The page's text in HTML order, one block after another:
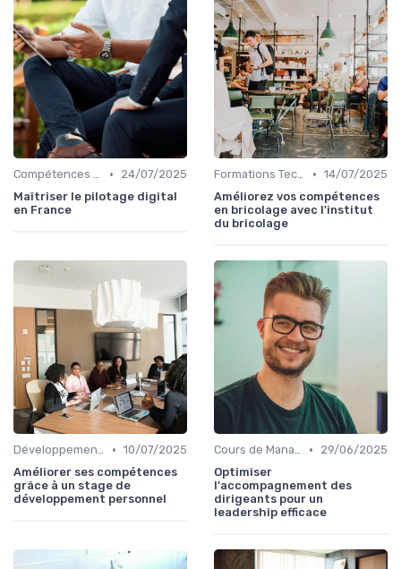
Compétences Numériques et Informatiques •
24/07/2025
Maîtriser le pilotage digital
en France
Formations Techniques et Spécialisées • 14/07/2025
Améliorez vos compétences
en bricolage avec l'institut
du bricolage
Développement Personnel et Soft Skills • 10/07/2025
Améliorer ses compétences
grâce à un stage de
développement personnel
Cours de Management et Leadership •
29/06/2025
Optimiser
l'accompagnement des
dirigeants pour un
leadership efficace